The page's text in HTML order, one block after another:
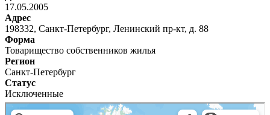
17.05.2005
Адрес
198332, Санкт-Петербург, Ленинский пр-кт, д. 88
Форма
Товарищество собственников жилья
Регион
Санкт-Петербург
Статус
Исключенные